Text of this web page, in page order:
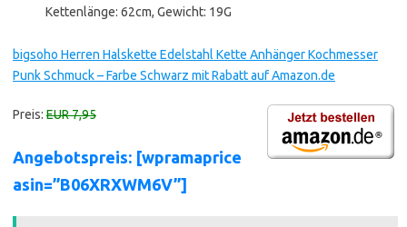
Kettenlänge: 62cm, Gewicht: 19G
bigsoho Herren Halskette Edelstahl Kette Anhänger Kochmesser
Punk Schmuck – Farbe Schwarz mit Rabatt auf Amazon.de
Preis: EUR 7,95
Angebotspreis: [wpramaprice
asin=”B06XRXWM6V”]